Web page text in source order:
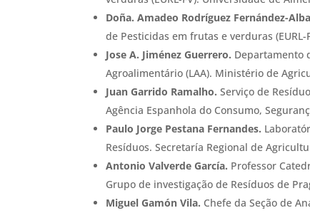
Doña. Amadeo Rodríguez Fernández-
de Pesticidas em frutas e verduras
Jose A. Jiménez Guerrero. Departamento
Agroalimentário (LAA). Ministério de
Juan Garrido Ramalho.Serviço de
Agência Espanhola do Consumo,
Paulo Jorge Pestana Fernandes.
Resíduos. Secretaría Regional de
Antonio Valverde García. Professor
Grupo de investigação de Resíduos de
Miguel Gamón Vila. Chefe da Seção de